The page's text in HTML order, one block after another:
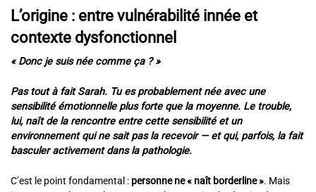
L’origine : entre vulnérabilité innée et
contexte dysfonctionnel
« Donc je suis née comme ça ? »
Pas tout à fait Sarah. Tu es probablement née avec une
sensibilité émotionnelle plus forte que la moyenne. Le trouble,
lui, naît de la rencontre entre cette sensibilité et un
environnement qui ne sait pas la recevoir — et qui, parfois, la fait
basculer activement dans la pathologie.
C’est le point fondamental : personne ne « naît borderline ». Mais